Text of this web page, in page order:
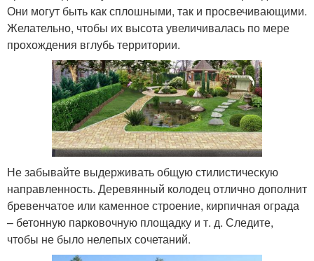
Они могут быть как сплошными, так и просвечивающими.
Желательно, чтобы их высота увеличивалась по мере
прохождения вглубь территории.
Не забывайте выдерживать общую стилистическую
направленность. Деревянный колодец отлично дополнит
бревенчатое или каменное строение, кирпичная ограда
– бетонную парковочную площадку и т. д. Следите,
чтобы не было нелепых сочетаний.